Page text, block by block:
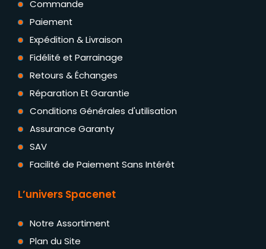
Commande
Paiement
Expédition & Livraison
Fidélité et Parrainage
Retours & Échanges
Réparation Et Garantie
Conditions Générales d'utilisation
Assurance Garanty
SAV
Facilité de Paiement Sans Intérêt
L’univers Spacenet
Notre Assortiment
Plan du Site